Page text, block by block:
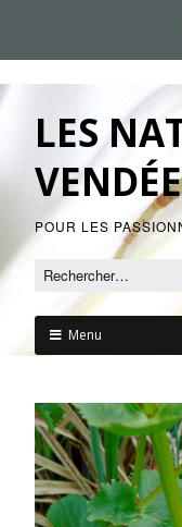
LES
POUR LES
Menu